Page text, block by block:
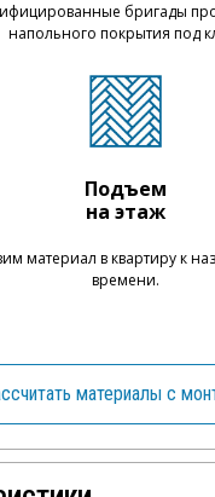
бригады
напольного покрытия под
Подъем
на этаж
материал в квартиру к
времени.
материалы с